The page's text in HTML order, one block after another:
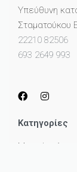
Υπεύθυνη
Σταματούκου
22210 82506
693 2649 993
Κατηγορίες
Μικροέπιπλα